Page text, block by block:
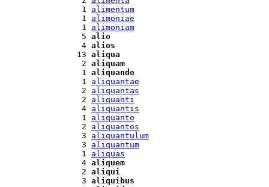
  1
alimentum
  1
alimoniae
  1
alimoniam
  5
alio
  4
alios
13 aliqua
  2
aliquam
  1
aliquando
  1
aliquantae
  2
aliquantas
  2
aliquanti
  4
aliquantis
  1
aliquanto
  2
aliquantos
  3
aliquantulum
  3
aliquantum
  1
aliquas
  4
aliquem
  2
aliqui
  3
aliquibus